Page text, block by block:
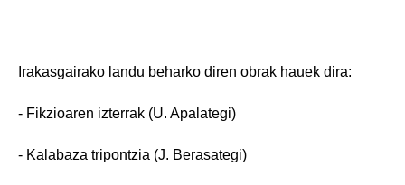
Irakasgairako landu beharko diren obrak hauek dira:
- Fikzioaren izterrak (U. Apalategi)
- Kalabaza tripontzia (J. Berasategi)